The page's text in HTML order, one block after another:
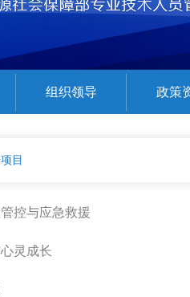
组织领导 政策
目
控与应急救援
灵成长